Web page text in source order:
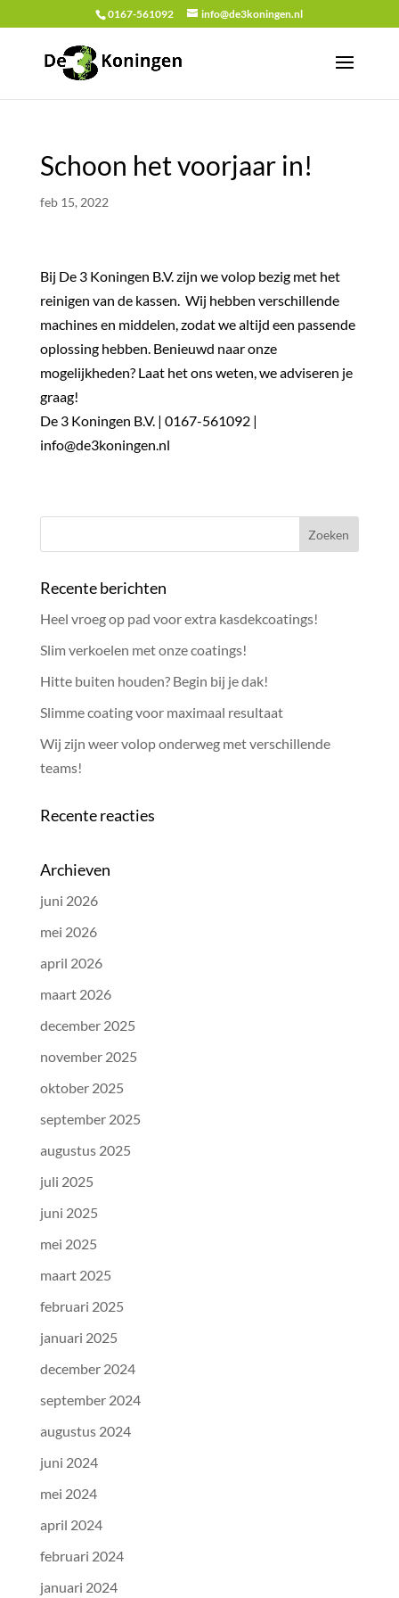
0167-561092 info@de3koningen.nl
Schoon het voorjaar in!
feb 15, 2022
Bij De 3 Koningen B.V.zijn we volop bezig met het
reinigen van de kassen. Wij hebben verschillende
machines en middelen, zodat we altijd een passende
oplossing hebben. Benieuwd naar onze
mogelijkheden? Laat het ons weten, we adviseren je
graag!
De 3 Koningen B.V.| 0167-561092 |
info@de3koningen.nl
Recente berichten
Heel vroeg op pad voor extra kasdekcoatings!
Slim verkoelen met onze coatings!
Hitte buiten houden? Begin bij je dak!
Slimme coating voor maximaal resultaat
Wij zijn weer volop onderweg met verschillende
teams!
Recente reacties
Archieven
juni 2026
mei 2026
april 2026
maart 2026
december 2025
november 2025
oktober 2025
september 2025
augustus 2025
juli 2025
juni 2025
mei 2025
maart 2025
februari 2025
januari 2025
december 2024
september 2024
augustus 2024
juni 2024
mei 2024
april 2024
februari 2024
januari 2024